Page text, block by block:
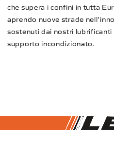
che supera i confini in tutta
aprendo nuove strade
sostenuti dai nostri lubrificanti
supporto incondizionato.